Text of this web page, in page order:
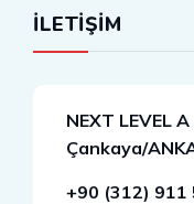
İLETİŞİM
NEXT LEVEL
Çankaya/
+90 (312) 911